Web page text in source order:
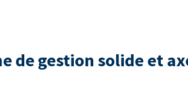
de gestion solide et